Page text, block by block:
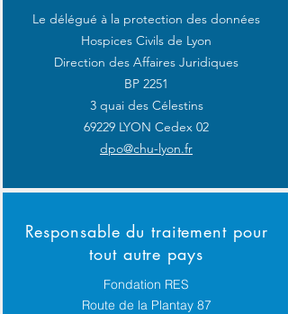
Le délégué à la protection des données
Hospices Civils de Lyon
Direction des Affaires Juridiques
BP 2251
3 quai des Célestins
69229 LYON Cedex 02
dpo@chu-lyon.fr
Responsable du traitement pour
tout autre pays
Fondation RES
Route de la Plantay 87